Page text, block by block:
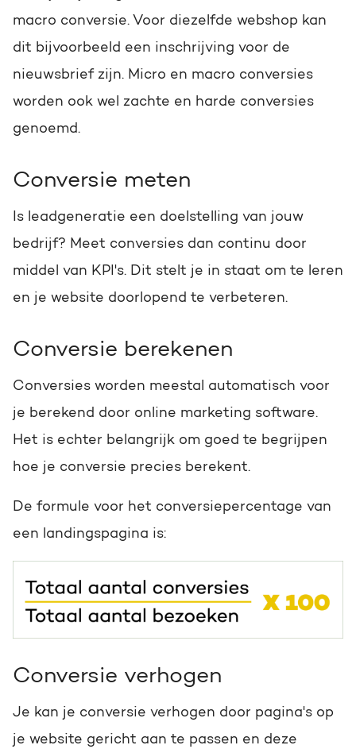
macro conversie. Voor diezelfde webshop kan
dit bijvoorbeeld een inschrijving voor de
nieuwsbrief zijn. Micro en macro conversies
worden ook wel zachte en harde conversies
genoemd.
Conversie meten
Is leadgeneratie een doelstelling van jouw
bedrijf? Meet conversies dan continu door
middel van KPI's. Dit stelt je in staat om te leren
en je website doorlopend te verbeteren.
Conversie berekenen
Conversies worden meestal automatisch voor
je berekend door online marketing software.
Het is echter belangrijk om goed te begrijpen
hoe je conversie precies berekent.
De formule voor het conversiepercentage van
een landingspagina is:
Conversie verhogen
Je kan je conversie verhogen door pagina's op
je website gericht aan te passen en deze